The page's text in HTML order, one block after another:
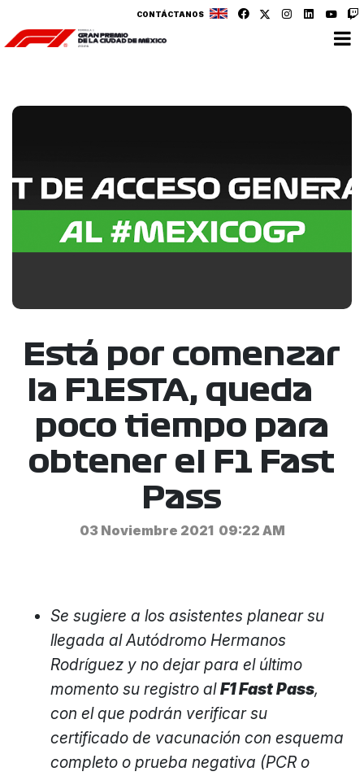
CONTÁCTANOS
Está por comenzar
la F1ESTA, queda
poco tiempo para
obtener el F1 Fast
Pass
03 Noviembre 2021 09:22 AM
Se sugiere a los asistentes planear su
llegada al Autódromo Hermanos
Rodríguez y no dejar para el último
momento su registro alF1 Fast Pass,
con el que podrán verificar su
certificado de vacunación con esquema
completo o prueba negativa (PCR o